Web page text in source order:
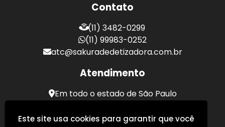
Contato
(11) 3482-0299
(11) 99983-0252
atc@sakuradedetizadora.com.br
Atendimento
Em todo o estado de São Paulo
Este site usa cookies para garantir que você